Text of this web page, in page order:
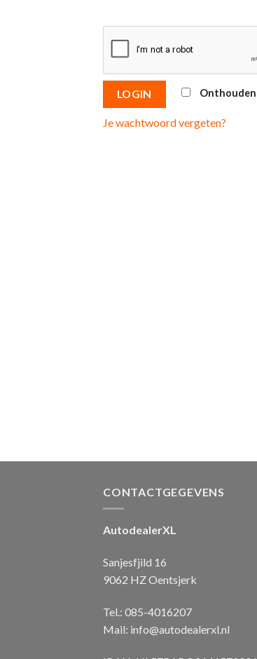
LOGIN Onthouden
Je wachtwoord vergeten?
CONTACTGEGEVENS
AutodealerXL
Sanjesfjild 16
9062 HZ Oentsjerk
Tel.: 085-4016207
Mail: info@autodealerxl.nl